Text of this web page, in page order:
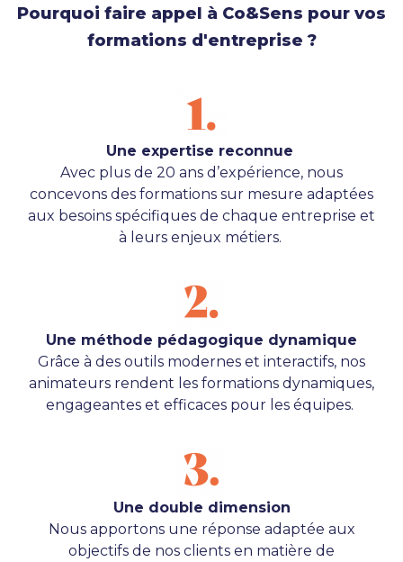
Pourquoi faire appel à Co&Sens pour vos
formations d'entreprise ?
Une expertise reconnue
Avec plus de 20 ans d’expérience, nous
concevons des formations sur mesure adaptées
aux besoins spécifiques de chaque entreprise et
à leurs enjeux métiers.
Une méthode pédagogique dynamique
Grâce à des outils modernes et interactifs, nos
animateurs rendent les formations dynamiques,
engageantes et efficaces pour les équipes.
Une double dimension
Nous apportons une réponse adaptée aux
objectifs de nos clients en matière de